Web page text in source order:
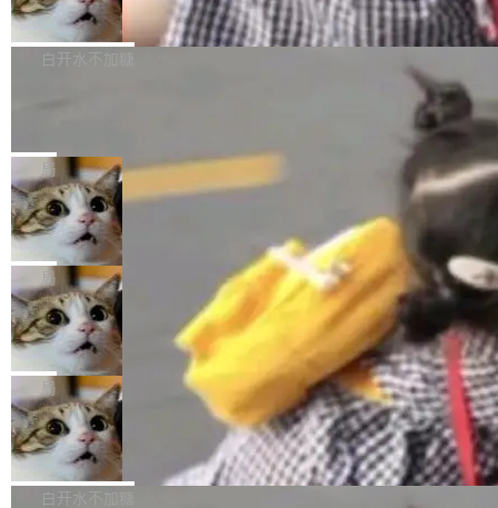
atePad Edge 升级至 HarmonyOS 6.1.0.135S
P9 patch03及以上版本。 *升级路径：设置 > 搜
来自中国开发者雷霄骅（Lei Xiaohua）。 对于
很多中国音视频开发者而言，这个名字并不陌
“启蒙老师”。 而今年，恰好是雷霄骅离世十周
年。FFmpeg 社区最终选择用一个大版本的名
字，留下了这份纪念。 雷霄骅曾是中国传媒大学
数字电视技术方向的博士生，长期从事视频、音
频技...
万元，超预算 860%
外媒近日曝光了亚马逊的多份内部报告显示，AI
导致公司在多个项目上超支。《金融时报》报道
编写程序，目标是完成电商平台作者信息与商品
列表的数据匹配 —— 一项常规的数据处理任
务，最终却产生了 180 万美元的账单，实际支出
超出原定预算 860%。 更令人意外的是，该项目
最终并未成功落地，而高额算力消耗持续运行长
达 5 个月，公司直到财务对账时才察觉异常。这
意味着一个无人看管的 AI 程序，在近半年时间
里日夜不停地"烧钱"。 复盘显示，...
白开水不加糖
e CEO Clément Delangue 在 CNBC 的采访里
没有拐弯抹角。他说中国正在赢得 AI 竞赛，而
且按目前的速度，中国 AI 工具预计在今年底或
2027 年就能追上美国前沿实验室的水平。 Dela
ngue 把原因归结为一件事：开放协作。中国的
AI 开发者在一个共享和协作的生态里加速迭代，
而美国模型厂商在"闭门造车"。他的原话是 "buil
ding in silos"——各自为战，互不通气。 这个判
断从他嘴里说出来分量不同。Hugging Face 是
全球最大的开源 AI 平台，上面跑着上百万个模
型。谁在开源赛道上领先，...
局
当 AI agent 把源码变成了最好的扩展系
统，开发者工具必须开源
五年前，David Crawshaw 问过很多软件工程师
一个问题：你写过什么给自己用的程序？答案几
乎都是没有。工程师们整天用别人写的程序写程
序给别人用。偶尔有人自己写个博客系统、智能
家居控制、家庭实验室，都算稀奇事。 Crawsh
aw 是 Shelley 的作者，一个开源 AI coding age
nt。他最近在博客上写了一篇文章，核心论点很
简单：开发者工具必须开源。 理由不是传统的自
由软件情怀，而是一个跟 AI agent 直接相关的
技术判断。 两行 prompt 就能个性化任何软件 C
局
DeepSeek Harness 宣布内测邀请，全
网最大规模开源 Agent 路演现场诞生
一条内测招募帖，发出去的时候大概没人想到它
会变成一场开源 Agent 生态的路演。 8月1日，
DeepSeek Harness 团队负责人崔添翼（tiany
i）在 X 上发帖： 「如果你是 Agent Harness 相
关开源项目的开发者，希望参加 DeepSeek Har
ness 的内测，可以回复或私信联系我。请附上
局
商汤 SenseNova U1.5-Lite-Preview
开源
商汤科技宣布面向社区开源轻量级统一多模态模
型的预览版本 SenseNova U1.5-Lite-Preview。
白开水不加糖